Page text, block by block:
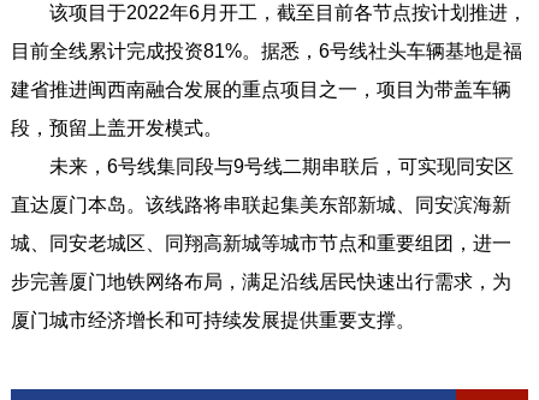
该项目于2022年6月开工，截至目前各节点按计划推进，
目前全线累计完成投资81%。据悉，6号线社头车辆基地是福
建省推进闽西南融合发展的重点项目之一，项目为带盖车辆
段，预留上盖开发模式。
未来，6号线集同段与9号线二期串联后，可实现同安区
直达厦门本岛。该线路将串联起集美东部新城、同安滨海新
城、同安老城区、同翔高新城等城市节点和重要组团，进一
步完善厦门地铁网络布局，满足沿线居民快速出行需求，为
厦门城市经济增长和可持续发展提供重要支撑。